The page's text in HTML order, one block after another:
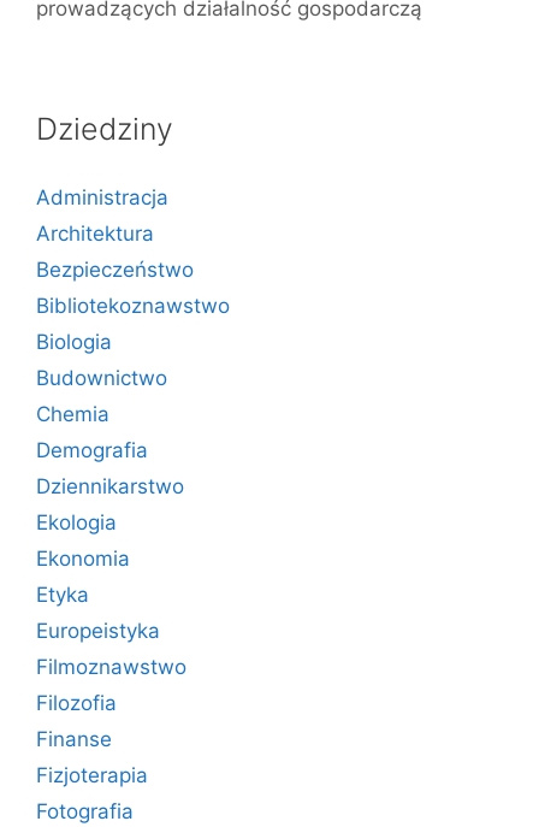
prowadzących działalność gospodarczą
Dziedziny
Administracja
Architektura
Bezpieczeństwo
Bibliotekoznawstwo
Biologia
Budownictwo
Chemia
Demografia
Dziennikarstwo
Ekologia
Ekonomia
Etyka
Europeistyka
Filmoznawstwo
Filozofia
Finanse
Fizjoterapia
Fotografia